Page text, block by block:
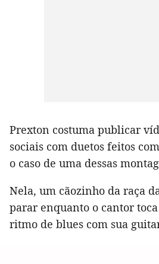
Prexton costuma publicar
sociais com duetos feitos
o caso de uma dessas
Nela, um cãozinho da raça
parar enquanto o cantor
ritmo de blues com sua